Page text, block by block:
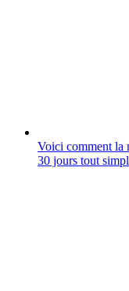
Voici comment la
30 jours tout